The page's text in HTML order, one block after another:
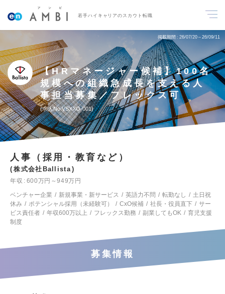
若手ハイキャリアのスカウト転職
掲載期間 26/07/20～26/09/11
【HRマネージャー候補】100名
規模への組織急成長を支える人
事担当募集／フレックス可
求人No.VSXXO-001
人事（採用・教育など）
株式会社Ballista
年収
600万円～949万円
ベンチャー企業
新規事業・新サービス 英語力不問 転勤なし
土日祝
休み
ポテンシャル採用（未経験可） CxO候補 社長・役員直下
サー
ビス責任者
年収600万以上 フレックス勤務 副業してもOK
育児支援
制度
募集情報